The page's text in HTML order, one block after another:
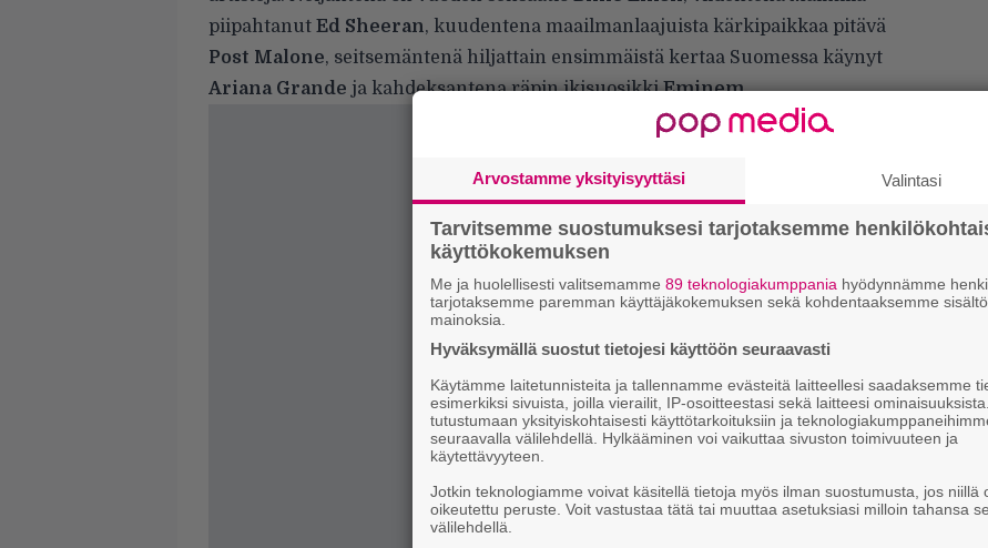
piipahtanut Ed Sheeran, kuudentena maailmanlaajuista kärkipaikkaa pitävä
Post Malone, seitsemäntenä hiljattain ensimmäistä kertaa Suomessa käynyt
Ariana Grande ja kahdeksantena räpin ikisuosikkiEminem.
Arvostamme yksityisyyttäsi Valintasi
Tarvitsemme suostumuksesi tarjotaksemme
käyttökokemuksen
Me ja huolellisesti valitsemamme 89 teknologiakumppania hyödynnämme
tarjotaksemme paremman käyttäjäkokemuksen sekä kohdentaaksemme
mainoksia.
Hyväksymällä suostut tietojesi käyttöön seuraavasti
Käytämme laitetunnisteita ja tallennamme evästeitä laitteellesi saadaksemme
esimerkiksi sivuista, joilla vierailit, IP-osoitteestasi sekä laitteesi
tutustumaan yksityiskohtaisesti käyttötarkoituksiin ja
seuraavalla välilehdellä. Hylkääminen voi vaikuttaa sivuston toimivuuteen ja
käytettävyyteen.
Jotkin teknologiamme voivat käsitellä tietoja myös ilman suostumusta, jos niillä
oikeutettu peruste. Voit vastustaa tätä tai muuttaa asetuksiasi milloin tahansa
välilehdellä.